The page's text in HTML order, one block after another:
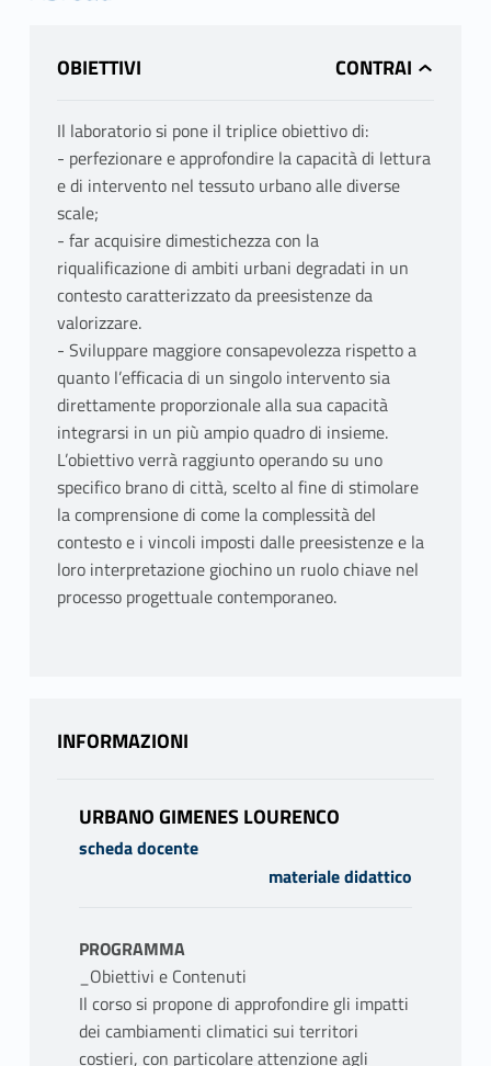
OBIETTIVI
Il laboratorio si pone il triplice obiettivo di:
- perfezionare e approfondire la capacità di lettura
e di intervento nel tessuto urbano alle diverse
scale;
- far acquisire dimestichezza con la
riqualificazione di ambiti urbani degradati in un
contesto caratterizzato da preesistenze da
valorizzare.
- Sviluppare maggiore consapevolezza rispetto a
quanto l’efficacia di un singolo intervento sia
direttamente proporzionale alla sua capacità
integrarsi in un più ampio quadro di insieme.
L’obiettivo verrà raggiunto operando su uno
specifico brano di città, scelto al fine di stimolare
la comprensione di come la complessità del
contesto e i vincoli imposti dalle preesistenze e la
loro interpretazione giochino un ruolo chiave nel
processo progettuale contemporaneo.
INFORMAZIONI
URBANO GIMENES LOURENCO
scheda docente
materiale didattico
PROGRAMMA
_Obiettivi e Contenuti
Il corso si propone di approfondire gli impatti
dei cambiamenti climatici sui territori
costieri, con particolare attenzione agli